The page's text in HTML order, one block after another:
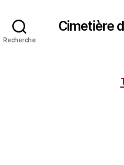
Recherche
Cimetière